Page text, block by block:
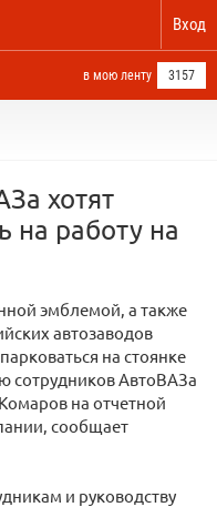
Вход
в мою ленту 3157
хотят
на работу на
эмблемой, а также
автозаводов
на стоянке
сотрудников АвтоВАЗа
на отчетной
сообщает
и руководству